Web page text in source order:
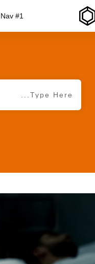
Nav #1